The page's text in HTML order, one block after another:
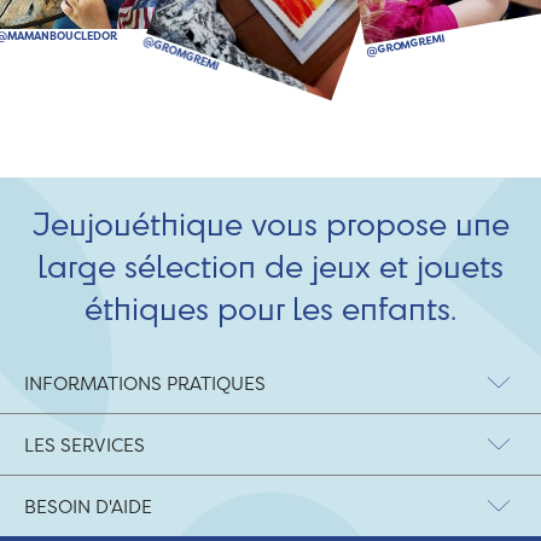
Jeujouéthique vous propose une
large sélection de jeux et jouets
éthiques pour les enfants.
INFORMATIONS PRATIQUES
LES SERVICES
BESOIN D'AIDE